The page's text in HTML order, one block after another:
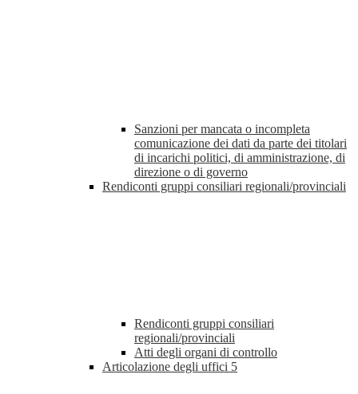
Sanzioni per mancata o incompleta
comunicazione dei dati da parte dei titolari
di incarichi politici, di amministrazione, di
direzione o di governo
Rendiconti gruppi consiliari regionali/provinciali
Rendiconti gruppi consiliari
regionali/provinciali
Atti degli organi di controllo
Articolazione degli uffici 5